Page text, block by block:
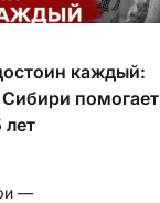
каждый:
Сибири помогает
—